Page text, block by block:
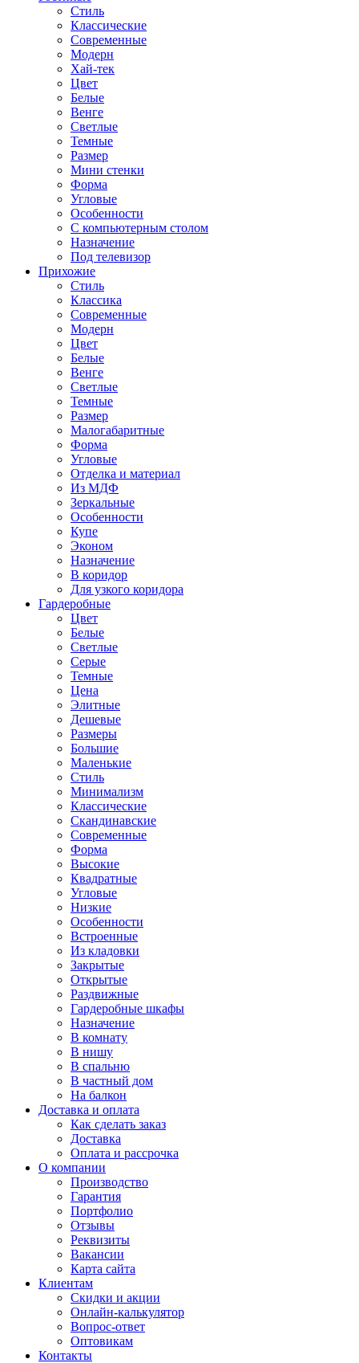
Стиль
Классические
Современные
Модерн
Хай-тек
Цвет
Белые
Венге
Светлые
Темные
Размер
Мини стенки
Форма
Угловые
Особенности
С компьютерным столом
Назначение
Под телевизор
Прихожие
Стиль
Классика
Современные
Модерн
Цвет
Белые
Венге
Светлые
Темные
Размер
Малогабаритные
Форма
Угловые
Отделка и материал
Из МДФ
Зеркальные
Особенности
Купе
Эконом
Назначение
В коридор
Для узкого коридора
Гардеробные
Цвет
Белые
Светлые
Серые
Темные
Цена
Элитные
Дешевые
Размеры
Большие
Маленькие
Стиль
Минимализм
Классические
Скандинавские
Современные
Форма
Высокие
Квадратные
Угловые
Низкие
Особенности
Встроенные
Из кладовки
Закрытые
Открытые
Раздвижные
Гардеробные шкафы
Назначение
В комнату
В нишу
В спальню
В частный дом
На балкон
Доставка и оплата
Как сделать заказ
Доставка
Оплата и рассрочка
О компании
Производство
Гарантия
Портфолио
Отзывы
Реквизиты
Вакансии
Карта сайта
Клиентам
Скидки и акции
Онлайн-калькулятор
Вопрос-ответ
Оптовикам
Контакты